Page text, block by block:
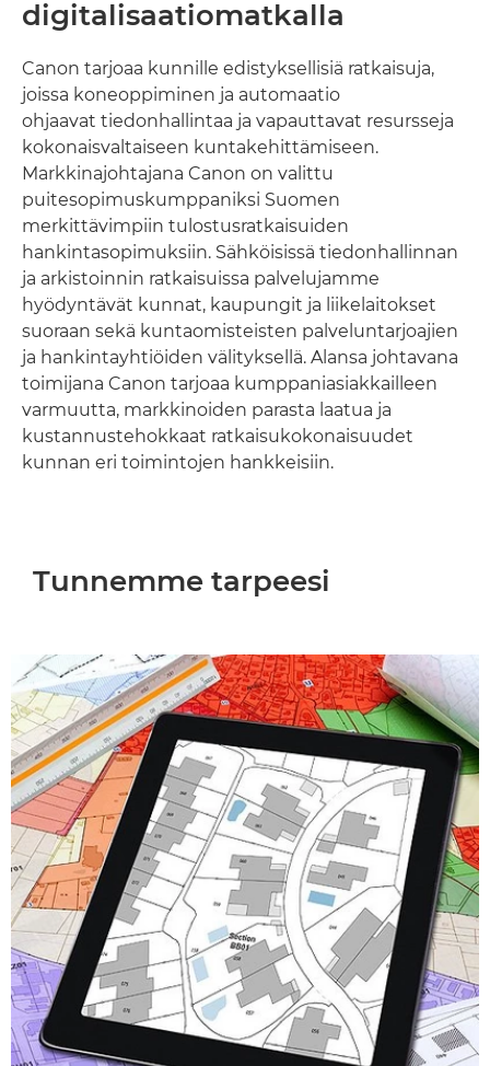
SOPIMUSHALLINNAN TILA JULKISHALLINNOSSA
digitalisaatiomatkalla
Canon tarjoaa kunnille edistyksellisiä ratkaisuja,
joissa koneoppiminen ja automaatio
ohjaavat tiedonhallintaa ja vapauttavat resursseja
kokonaisvaltaiseen kuntakehittämiseen.
Markkinajohtajana Canon on valittu
puitesopimuskumppaniksi Suomen
merkittävimpiin tulostusratkaisuiden
hankintasopimuksiin. Sähköisissä tiedonhallinnan
ja arkistoinnin ratkaisuissa palvelujamme
hyödyntävät kunnat, kaupungit ja liikelaitokset
suoraan sekä kuntaomisteisten palveluntarjoajien
ja hankintayhtiöiden välityksellä. Alansa johtavana
toimijana Canon tarjoaa kumppaniasiakkailleen
varmuutta, markkinoiden parasta laatua ja
kustannustehokkaat ratkaisukokonaisuudet
kunnan eri toimintojen hankkeisiin.
Tunnemme tarpeesi